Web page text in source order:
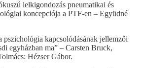
lelkigondozás pneumatikai és
koncepciója a PTF-en – Együdné
pszichológia kapcsolódásának jellemzői
egyházban ma” – Carsten Bruck,
Hézser Gábor.